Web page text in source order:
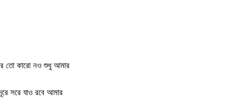
তো কারো নও শুধু আমার
সরে যাও রবে আমার